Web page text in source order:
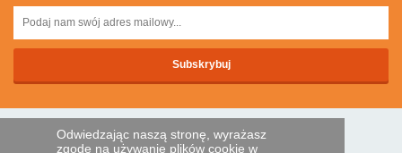
Odwiedzając naszą stronę, wyrażasz
zgodę na używanie plików cookie w
BEZPIECZNA PLATNOSC